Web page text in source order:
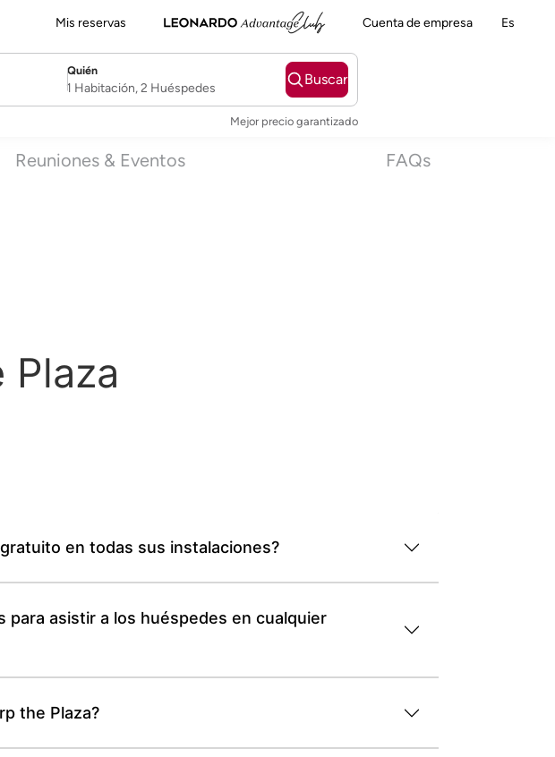
Mis reservas Cuenta de empresa Es
Quién
Username
1 Habitación, 2 Huéspedes
Buscar
Mejor precio garantizado
Reuniones & Eventos FAQs
en todas sus instalaciones?
asistir a los huéspedes en cualquier
the Plaza?